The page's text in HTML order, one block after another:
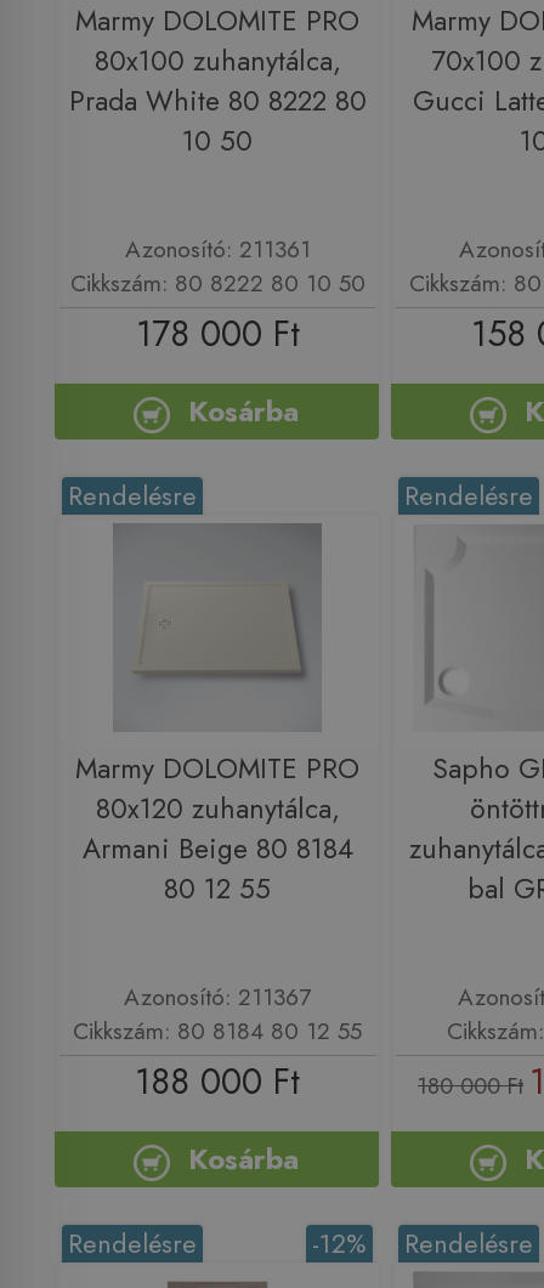
Marmy DOLOMITE PRO
80x100 zuhanytálca,
Prada White 80 8222 80
10 50
Azonosító: 211361
Cikkszám: 80 8222 80 10 50
178 000 Ft
Kosárba
Marmy
70x100
Gucci
Cikkszám:
158
Rendelésre
Marmy DOLOMITE PRO
80x120 zuhanytálca,
Armani Beige 80 8184
80 12 55
Azonosító: 211367
Cikkszám: 80 8184 80 12 55
188 000 Ft
Kosárba
Rendelésre
Sapho
bal
180 000 Ft
-12%
Rendelésre Rendelésre